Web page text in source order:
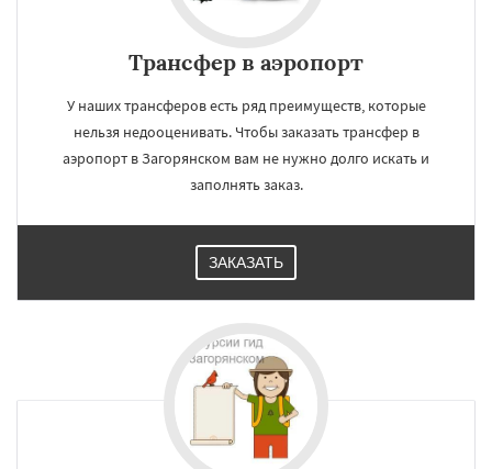
Трансфер в аэропорт
У наших трансферов есть ряд преимуществ, которые
нельзя недооценивать. Чтобы заказать трансфер в
аэропорт в Загорянском вам не нужно долго искать и
заполнять заказ.
ЗАКАЗАТЬ